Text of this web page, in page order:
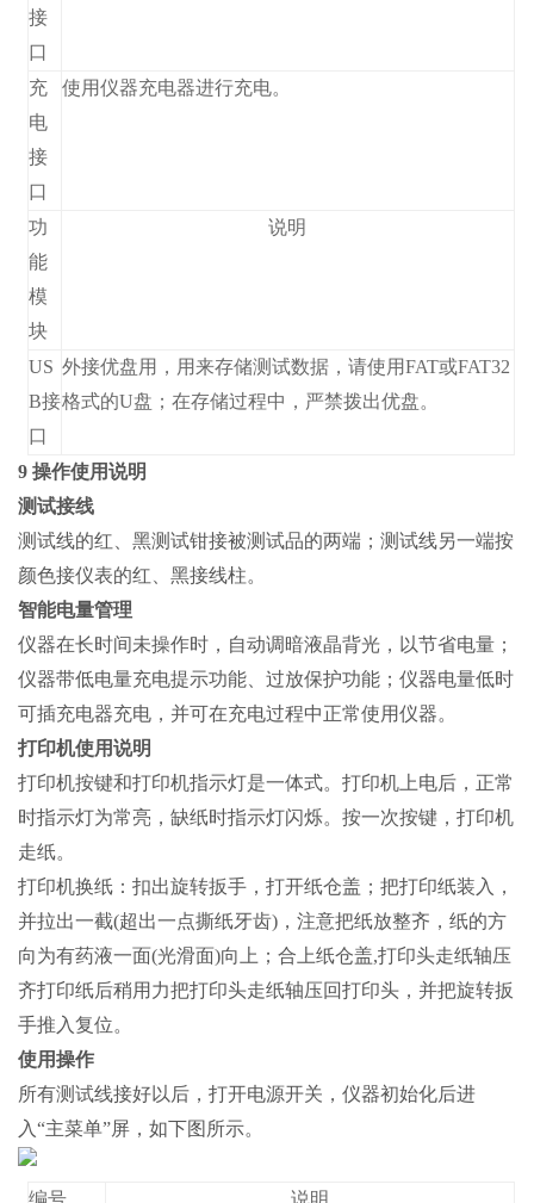
接
口
充
电
接
口
使用仪器充电器进行充电。
功
能
模
块
说明
US
B接
口
外接优盘用，用来存储测试数据，请使用FAT或FAT32
格式的U盘；在存储过程中，严禁拨出优盘。
9 操作使用说明
测试接线
测试线的红、黑测试钳接被测试品的两端；测试线另一端按
颜色接仪表的红、黑接线柱。
智能电量管理
仪器在长时间未操作时，自动调暗液晶背光，以节省电量；
仪器带低电量充电提示功能、过放保护功能；仪器电量低时
可插充电器充电，并可在充电过程中正常使用仪器。
打印机使用说明
打印机按键和打印机指示灯是一体式。打印机上电后，正常
时指示灯为常亮，缺纸时指示灯闪烁。按一次按键，打印机
走纸。
打印机换纸：扣出旋转扳手，打开纸仓盖；把打印纸装入，
并拉出一截(超出一点撕纸牙齿)，注意把纸放整齐，纸的方
向为有药液一面(光滑面)向上；合上纸仓盖,打印头走纸轴压
齐打印纸后稍用力把打印头走纸轴压回打印头，并把旋转扳
手推入复位。
使用操作
所有测试线接好以后，打开电源开关，仪器初始化后进
入“主菜单”屏，如下图所示。
编号
说明